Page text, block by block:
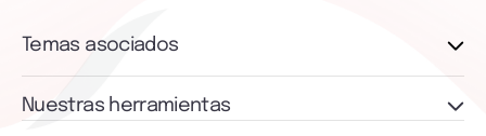
Temas asociados
Nuestras herramientas